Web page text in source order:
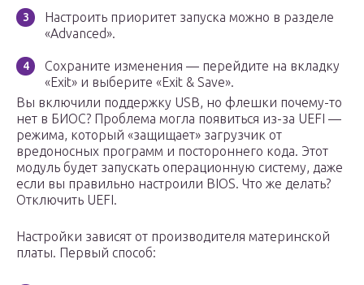
Настроить приоритет запуска можно в разделе
«Advanced».
Сохраните изменения — перейдите на вкладку
«Exit» и выберите «Exit & Save».
Вы включили поддержку USB, но флешки почему-то
нет в БИОС? Проблема могла появиться из-за UEFI —
режима, который «защищает» загрузчик от
вредоносных программ и постороннего кода. Этот
модуль будет запускать операционную систему, даже
если вы правильно настроили BIOS. Что же делать?
Отключить UEFI.
Настройки зависят от производителя материнской
платы. Первый способ: